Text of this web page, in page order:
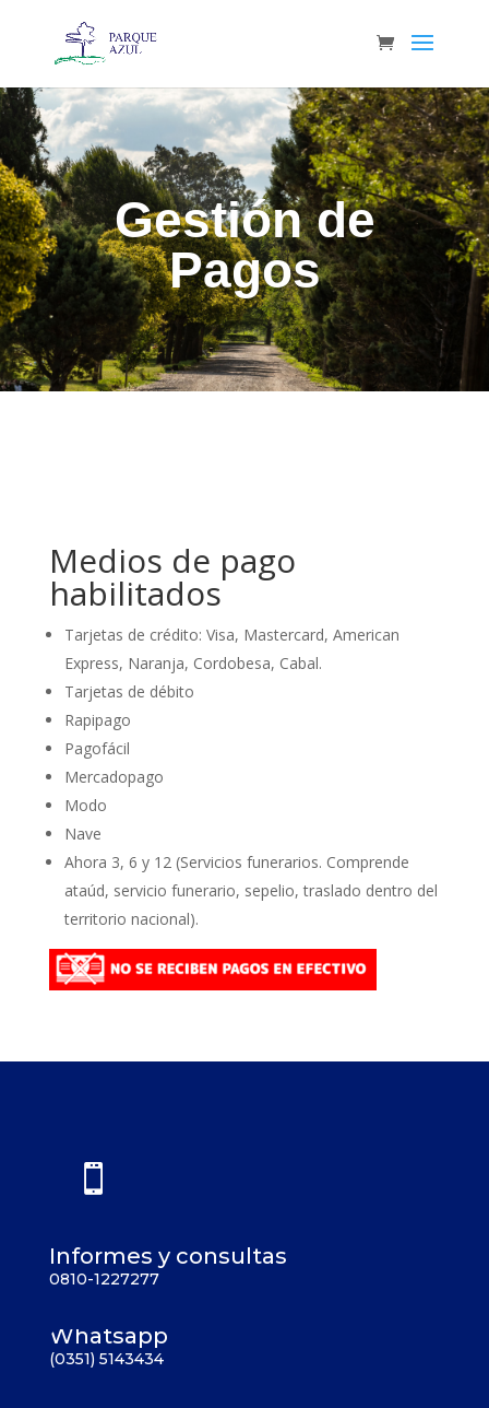
Gestión de
Pagos
Medios de pago
habilitados
Tarjetas de crédito: Visa, Mastercard, American
Express, Naranja, Cordobesa, Cabal.
Tarjetas de débito
Rapipago
Pagofácil
Mercadopago
Modo
Nave
Ahora 3, 6 y 12 (Servicios funerarios. Comprende
ataúd, servicio funerario, sepelio, traslado dentro del
territorio nacional).

Informes y consultas
0810-1227277
Whatsapp
(0351) 5143434